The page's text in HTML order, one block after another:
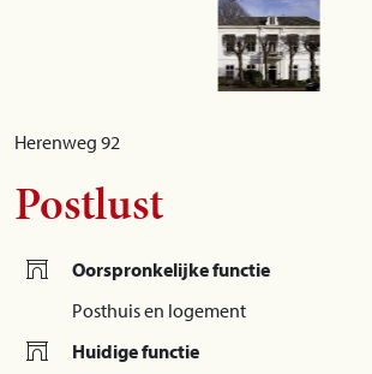
Herenweg 92
Postlust
Oorspronkelijke functie
Posthuis en logement
Huidige functie